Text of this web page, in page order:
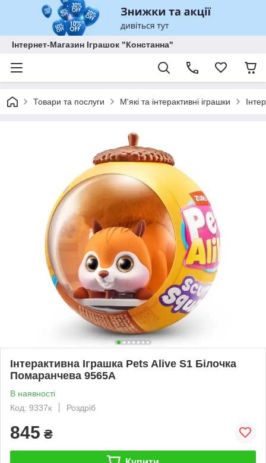
Інтернет-Магазин Іграшок "Констанна"
Товари та послуги М'які та інтерактивні іграшки
Інтерактивна Іграшка Pets Alive S1 Білочка
Помаранчева 9565A
В наявності
Код: 9337к
Роздріб
845 ₴